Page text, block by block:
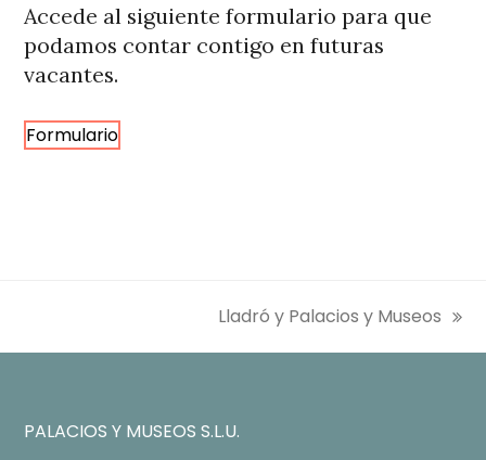
Accede al siguiente formulario para que
podamos contar contigo en futuras
vacantes.
Formulario
siguiente:
Lladró y Palacios y Museos
PALACIOS Y MUSEOS S.L.U.